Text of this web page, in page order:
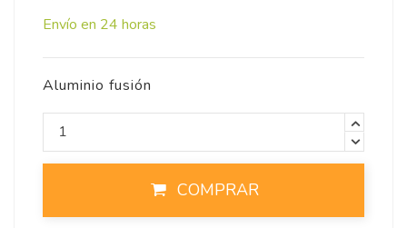
Envío en 24 horas
Aluminio fusión
COMPRAR